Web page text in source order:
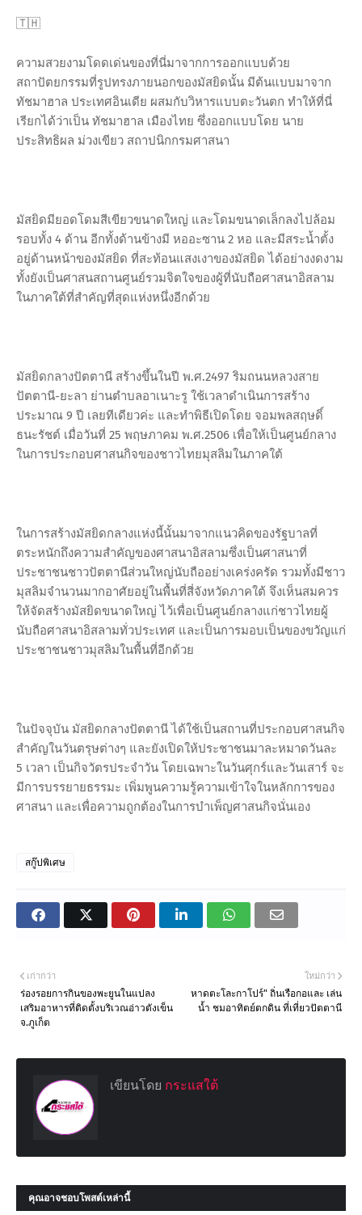
🇹🇭
ความสวยงามโดดเด่นของที่นี่มาจากการออกแบบด้วย
สถาปัตยกรรมที่รูปทรงภายนอกของมัสยิดนั้น มีต้นแบบมาจาก
ทัชมาฮาล ประเทศอินเดีย ผสมกับวิหารแบบตะวันตก ทำให้ที่นี่
เรียกได้ว่าเป็น ทัชมาฮาล เมืองไทย ซึ่งออกแบบโดย นาย
ประสิทธิผล ม่วงเขียว สถาปนิกกรมศาสนา
มัสยิดมียอดโดมสีเขียวขนาดใหญ่ และโดมขนาดเล็กลงไปล้อม
รอบทั้ง 4 ด้าน อีกทั้งด้านข้างมี หออะซาน 2 หอ และมีสระน้ำตั้ง
อยู่ด้านหน้าของมัสยิด ที่สะท้อนแสงเงาของมัสยิด ได้อย่างงดงาม
ทั้งยังเป็นศาสนสถานศูนย์รวมจิตใจของผู้ที่นับถือศาสนาอิสลาม
ในภาคใต้ที่สำคัญที่สุดแห่งหนึ่งอีกด้วย
มัสยิดกลางปัตตานี สร้างขึ้นในปี พ.ศ.2497 ริมถนนหลวงสาย
ปัตตานี-ยะลา ย่านตำบลอาเนาะรู ใช้เวลาดำเนินการสร้าง
ประมาณ 9 ปี เลยทีเดียวค่ะ และทำพิธีเปิดโดย จอมพลสฤษดิ์
ธนะรัชต์ เมื่อวันที่ 25 พฤษภาคม พ.ศ.2506 เพื่อให้เป็นศูนย์กลาง
ในการประกอบศาสนกิจของชาวไทยมุสลิมในภาคใต้
ในการสร้างมัสยิดกลางแห่งนี้นั้นมาจากแนวคิดของรัฐบาลที่
ตระหนักถึงความสำคัญของศาสนาอิสลามซึ่งเป็นศาสนาที่
ประชาชนชาวปัตตานีส่วนใหญ่นับถืออย่างเคร่งครัด รวมทั้งมีชาว
มุสลิมจำนวนมากอาศัยอยู่ในพื้นที่สี่จังหวัดภาคใต้ จึงเห็นสมควร
ให้จัดสร้างมัสยิดขนาดใหญ่ ไว้เพื่อเป็นศูนย์กลางแก่ชาวไทยผู้
นับถือศาสนาอิสลามทั่วประเทศ และเป็นการมอบเป็นของขวัญแก่
ประชาชนชาวมุสลิมในพื้นที่อีกด้วย
ในปัจจุบัน มัสยิดกลางปัตตานี ได้ใช้เป็นสถานที่ประกอบศาสนกิจ
สำคัญในวันตรุษต่างๆ และยังเปิดให้ประชาชนมาละหมาดวันละ
5 เวลา เป็นกิจวัตรประจำวัน โดยเฉพาะในวันศุกร์และวันเสาร์ จะ
มีการบรรยายธรรมะ เพิ่มพูนความรู้ความเข้าใจในหลักการของ
ศาสนา และเพื่อความถูกต้องในการบำเพ็ญศาสนกิจนั่นเอง
สกู๊ปพิเศษ
ใหม่กว่า
หาดตะโละกาโปร์" ถิ่นเรือกอและ เล่น
น้ำ ชมอาทิตย์ตกดิน ที่เที่ยวปัตตานี
เก่ากว่า
ร่องรอยการกินของพะยูนในแปลง
เสริมอาหารที่ติดตั้งบริเวณอ่าวตังเข็น
จ.ภูเก็ต
เขียนโดย กระแสใต้
คุณอาจชอบโพสต์เหล่านี้